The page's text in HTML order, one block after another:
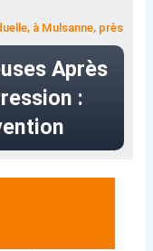
à Mulsanne, près
Après
: